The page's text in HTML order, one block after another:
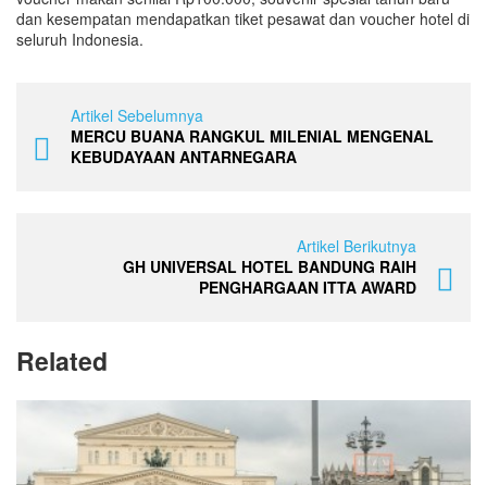
dan kesempatan mendapatkan tiket pesawat dan voucher hotel di
seluruh Indonesia.
Artikel Sebelumnya
MERCU BUANA RANGKUL MILENIAL MENGENAL
KEBUDAYAAN ANTARNEGARA
Artikel Berikutnya
GH UNIVERSAL HOTEL BANDUNG RAIH
PENGHARGAAN ITTA AWARD
Related